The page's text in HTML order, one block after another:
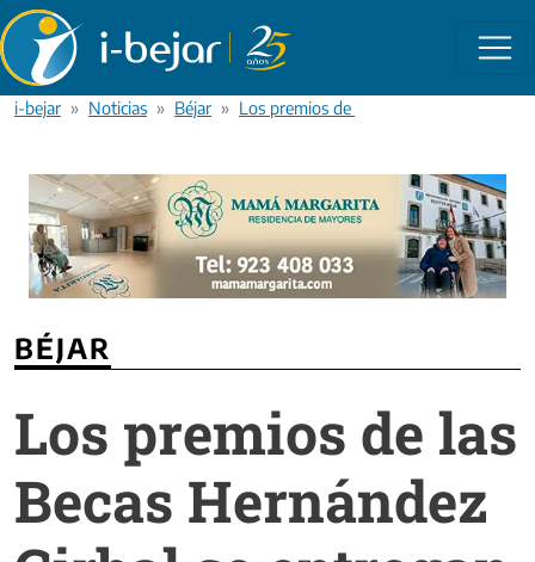
Pasar al contenido principal
i-bejar Noticias Béjar Los premios de las Becas Hernández
BÉJAR
Los premios de las
Becas Hernández